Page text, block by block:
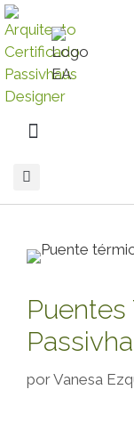
Puentes
porVanesa